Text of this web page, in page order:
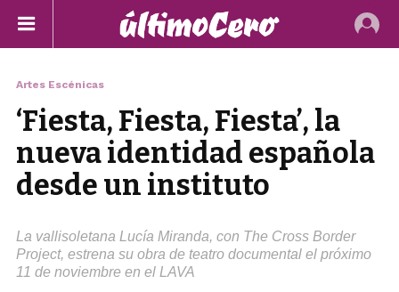
Artes Escénicas
‘Fiesta, Fiesta, Fiesta’, la
nueva identidad española
desde un instituto
La vallisoletana Lucía Miranda, con The Cross Border
Project, estrena su obra de teatro documental el próximo
11 de noviembre en el LAVA